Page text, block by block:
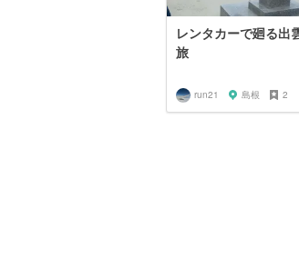
レンタカーで廻る出
旅
run21 島根 2